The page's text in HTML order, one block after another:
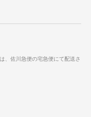
、佐川急便の宅急便にて配送さ